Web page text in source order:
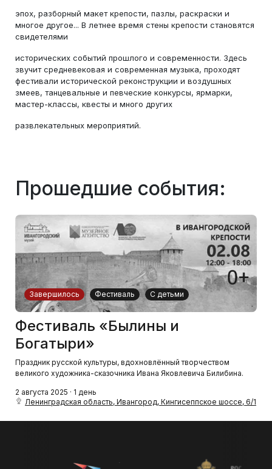
эпох, разборный макет крепости, пазлы, раскраски и
многое другое... В летнее время стены крепости становятся
свидетелями
исторических событий прошлого и современности. Здесь
звучит средневековая и современная музыка, проходят
фестивали исторической реконструкции и воздушных
змеев, танцевальные и певческие конкурсы, ярмарки,
мастер-классы, квесты и много других
развлекательных мероприятий.
Прошедшие события:
Завершилось Фестиваль С детьми
Фестиваль «Былины и
Богатыри»
Праздник русской культуры, вдохновлённый творчеством
великого художника-сказочника Ивана Яковлевича Билибина.
2 августа 2025 · 1 день
Ленинградская область, Ивангород, Кингисеппское шоссе, 6/1